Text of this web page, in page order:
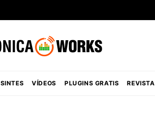
SINTES VÍDEOS PLUGINS GRATIS REVISTA